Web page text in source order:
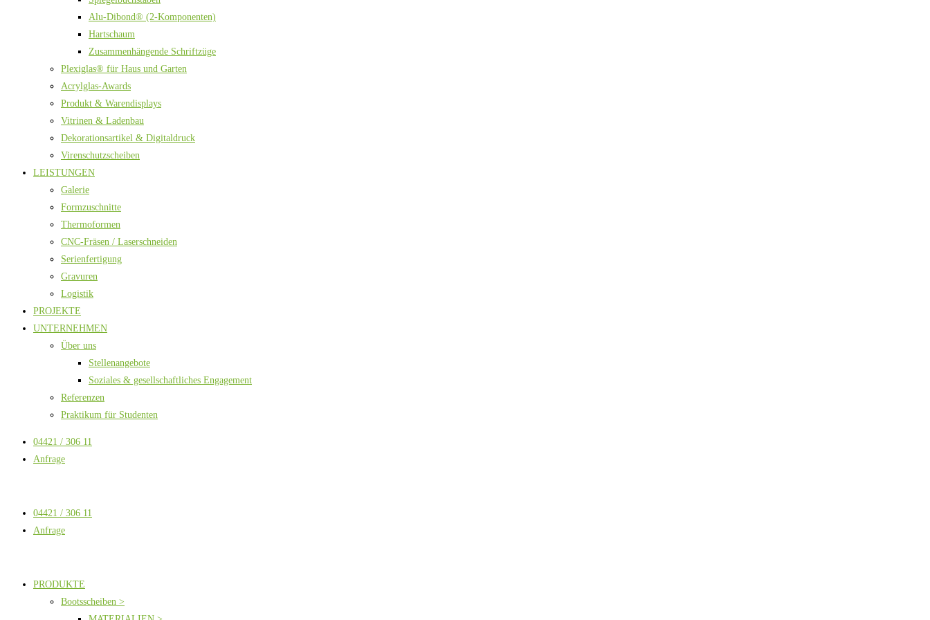
Alu-Dibond® (2-Komponenten)
Hartschaum
Zusammenhängende Schriftzüge
Plexiglas® für Haus und Garten
Acrylglas-Awards
Produkt & Warendisplays
Vitrinen & Ladenbau
Dekorationsartikel & Digitaldruck
Virenschutzscheiben
LEISTUNGEN
Galerie
Formzuschnitte
Thermoformen
CNC-Fräsen / Laserschneiden
Serienfertigung
Gravuren
Logistik
PROJEKTE
UNTERNEHMEN
Über uns
Stellenangebote
Soziales & gesellschaftliches Engagement
Referenzen
Praktikum für Studenten
04421 / 306 11
Anfrage
04421 / 306 11
Anfrage
PRODUKTE
Bootsscheiben >